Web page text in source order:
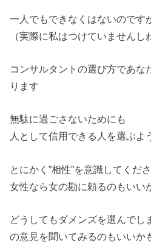
一人でもできなくはないのです
（実際に私はつけていませんし
コンサルタントの選び方であな
ります
無駄に過ごさないためにも
人として信用できる人を選ぶよ
とにかく”相性”を意識してくだ
女性なら女の勘に頼るのもいい
どうしてもダメンズを選んでし
の意見を聞いてみるのもいいか